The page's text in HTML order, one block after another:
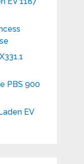
PBS 900
EV